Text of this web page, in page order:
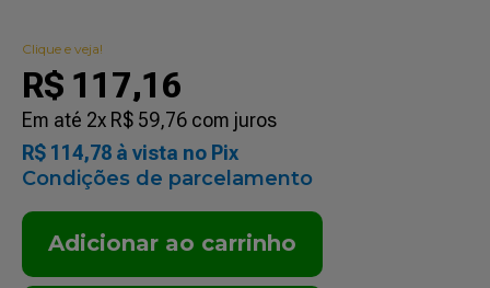
Clique e veja!
R$ 117,16
Em até 2x R$ 59,76 com juros
R$ 114,78 à vista no Pix
Condições de parcelamento
Adicionar ao carrinho